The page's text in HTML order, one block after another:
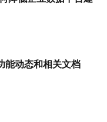
动态和相关文档